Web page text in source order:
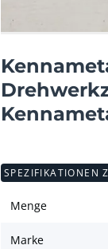
SPEZIFIKATIONEN
Menge
Marke